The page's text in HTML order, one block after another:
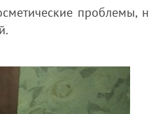
проблемы,